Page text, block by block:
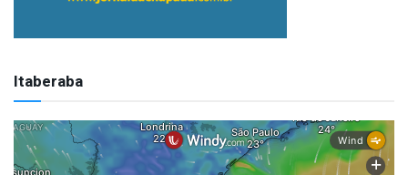
Itaberaba